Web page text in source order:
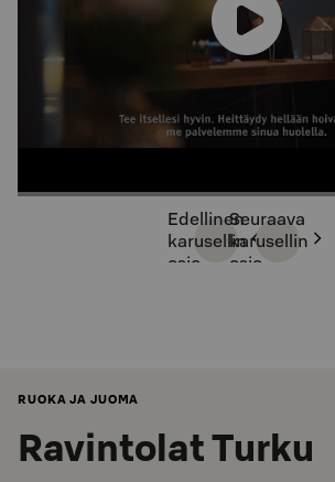
Edellinen
karusellin
osio
Seuraava
karusellin
osio
RUOKA JA JUOMA
Ravintolat Turku